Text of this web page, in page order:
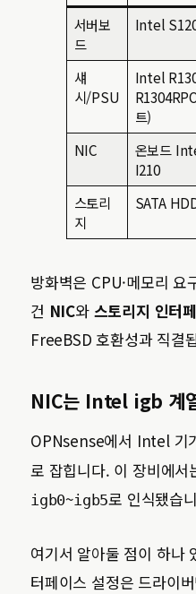
서버보
드
Intel
섀
시/PSU
Intel
트)
NIC
온보드
I210
스토리
지
SATA
방화벽은 CPU·메모리
건 NIC와 스토리지 인터
FreeBSD 호환성과 직결
NIC는 Intel igb 계
OPNsense에서 Intel 기
로 잡힙니다. 이 장비에서
igb0~igb5로 인식됐습
여기서 알아둘 점이 하나
터페이스 설정은 드라이